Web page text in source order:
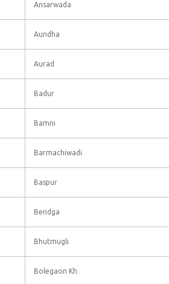
Ansarwada
Aundha
Aurad
Badur
Bamni
Barmachiwadi
Baspur
Bendga
Bhutmugli
Bolegaon Kh